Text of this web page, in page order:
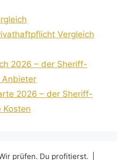
Vergleich
2026 – der Sheriff-
Anbieter
2026 – der Sheriff-
Kosten
prüfen. Du profitierst. |